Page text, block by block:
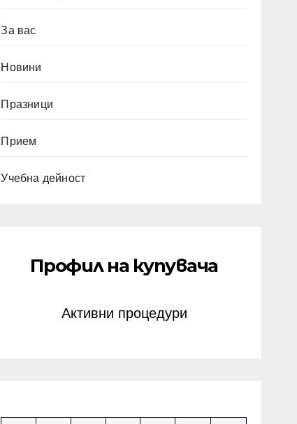
За вас
Новини
Празници
Прием
Учебна дейност
Профил на купувача
Активни процедури